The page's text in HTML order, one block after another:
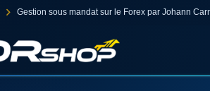
Gestion sous mandat sur le Forex par Johann